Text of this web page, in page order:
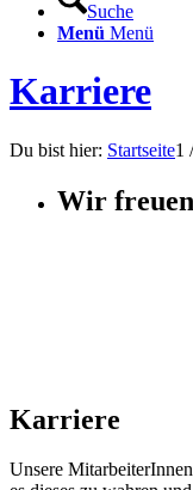
Suche
Menü Menü
Karriere
Du bist hier: Startseite1 /
Wir
Karriere
Unsere